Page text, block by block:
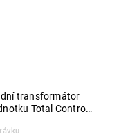
transformátor
Total Control